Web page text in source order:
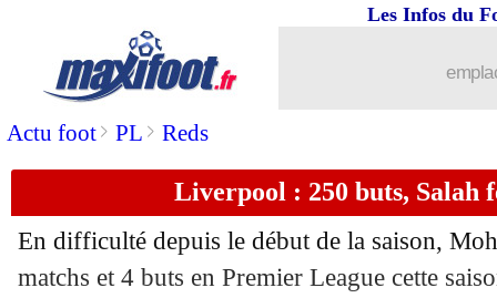
Actu foot> PL > Reds
Les Infos du
Liverpool : 250 buts, Salah
En difficulté depuis le début de la saison,
matchs et 4 buts en Premier League cette
Strasbourg : Nanasi pointe les soucis
02/11 Rennes: le soulagement de Camara
02/11 Bayern: le PSG, un "match génial"
02/11 L1 : Lille-Angers, les compos